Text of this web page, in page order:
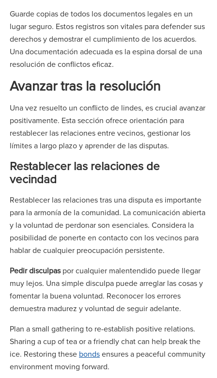
Guarde copias de todos los documentos legales en un
lugar seguro. Estos registros son vitales para defender sus
derechos y demostrar el cumplimiento de los acuerdos.
Una documentación adecuada es la espina dorsal de una
resolución de conflictos eficaz.
Avanzar tras la resolución
Una vez resuelto un conflicto de lindes, es crucial avanzar
positivamente. Esta sección ofrece orientación para
restablecer las relaciones entre vecinos, gestionar los
límites a largo plazo y aprender de las disputas.
Restablecer las relaciones de
vecindad
Restablecer las relaciones tras una disputa es importante
para la armonía de la comunidad. La comunicación abierta
y la voluntad de perdonar son esenciales. Considera la
posibilidad de ponerte en contacto con los vecinos para
hablar de cualquier preocupación persistente.
Pedir disculpaspor cualquier malentendido puede llegar
muy lejos. Una simple disculpa puede arreglar las cosas y
fomentar la buena voluntad. Reconocer los errores
demuestra madurez y voluntad de seguir adelante.
Plan a small gathering to re-establish positive relations.
Sharing a cup of tea or a friendly chat can help break the
ice. Restoring these bondsensures a peaceful community
environment moving forward.